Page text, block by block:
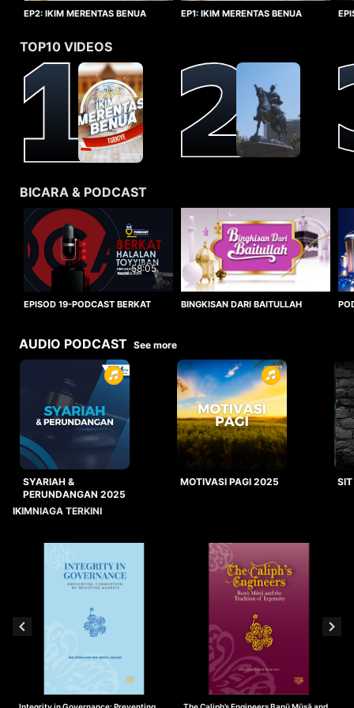
EP2: IKIM MERENTAS BENUA
EP1: IKIM MERENTAS BENUA
TOP10 VIDEOS
BICARA & PODCAST
58:05
EPISOD 19-PODCAST BERKAT
BINGKISAN DARI BAITULLAH
AUDIO PODCAST See more
SYARIAH &
PERUNDANGAN 2025
MOTIVASI PAGI 2025
IKIMNIAGA TERKINI